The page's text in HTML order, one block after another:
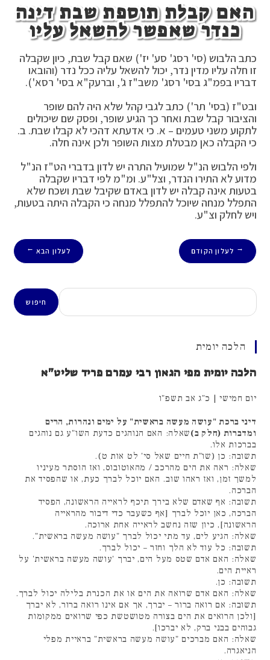
האם קבלת תוספת שבת דינה
כנדר שאפשר להשאל עליו
כתב הלבוש (סי' רסג' סע' יז') שאם קבל שבת, כיון שקבלה
זו חלה עליו מדין נדר, יכול להשאל עליה ככל נדר (והובאו
דבריו בפמ"ג בסי' רסג' משב"ז ג', וברעק"א בסי' רסא').
ובט"ז (בסי' תר') כתב לגבי קהל שלא היה להם שופר
והציבור קבל שבת ואחר כך הגיע שופר, ופסק שם שיכולים
לתקוע משני טעמים – א. כי אדעתא דהכי לא קבלו שבת. ב.
כי הקבלה כאן מבטלת מצות השופר ולכן אינה חלה.
ולפי הלבוש הנ"ל שמועיל התרה יש לדון בדברי הט"ז הנ"ל
מדוע לא התירו הנדר, וצל"ע. ומ"מ לפי דבריו שקבלה
בטעות אינה קבלה יש לדון באדם שקיבל שבת ושכח שלא
התפלל מנחה שיוכל להתפלל מנחה כי הקבלה היתה בטעות,
ויש לחלק וצ"ע.
← לעלון הקודם לעלון הבא →
חיפוש
חיפוש
הלכה יומית
הלכה יומית מפי הגאון רבי עמרם פריד שליט"א
יום חמישי | כ"ג אב תשפ"ו
דיני ברכת "עושה מעשה בראשית" על ימים ונהרות, הרים
ומדברות (חלק ב)שאלה: האם הנוהגים כדעת השו"ע גם נוהגים
בברכות אלו.
תשובה: כן (שו"ת חיים שאל סי' לט אות ט).
שאלה: ראה את הים מהרכב / מהאוטובוס, ואז הוסתר מעיניו
למשך זמן, ואז ראהו שוב. האם יוכל לברך כעת, או שהפסיד את
הברכה.
תשובה: אף שאדם שלא בירך תיכף לראייה הראשונה, הפסיד
הברכה, כאן יוכל לברך [אף כשעבר כדי דיבור מהראייה
הראשונה], כיון שזה נחשב לראייה אחת ארוכה.
שאלה: הגיע לים, עד מתי יכול לברך "עושה מעשה בראשית".
תשובה: כל עוד לא הלך וחזר – יכול לברך.
שאלה: האם אדם שטס מעל הים, יברך 'עושה מעשה בראשית' על
ראיית הים.
תשובה: כן.
שאלה: האם אדם שרואה את הים או את הכנרת בלילה יכול לברך.
תשובה: אם רואה ברור – יברך, אך אם אינו רואה ברור, לא יברך
[ולכן הרואים את הים בצורה מטושטשת כפי שרואים ממקומות
גבוהים בבני ברק, לא יברכו].
שאלה: האם מברכים "עושה מעשה בראשית" בראיית מפלי
הניאגרה.